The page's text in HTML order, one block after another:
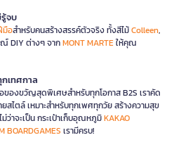
จบ
มือสำหรับคนสร้างสรรค์ตัวจริง ทั้งสีไม้Colleen,
DIY ต่างๆ จากMONT MARTEให้คุณ
เทศกาล
องขวัญสุดพิเศษสำหรับทุกโอกาส B2S เราคัด
สไตล์ เหมาะสำหรับทุกเพศทุกวัย สร้างความสุข
าจะเป็น กระเป๋าเก็บอุณหภูมิKAKAO
BOARDGAMES เรามีครบ!